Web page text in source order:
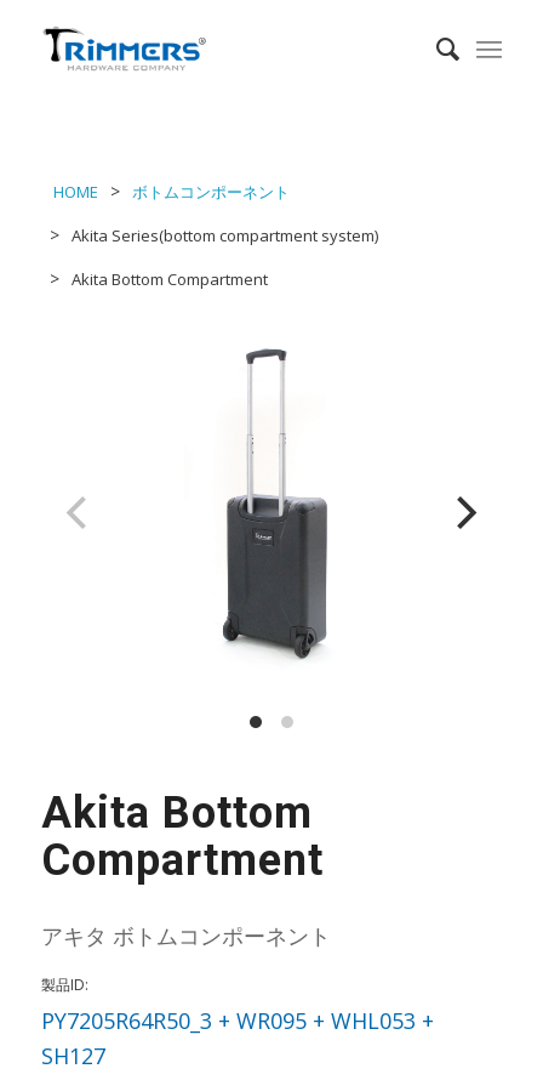
HOME
ボトムコンポーネント
Akita Series(bottom compartment system)
Akita Bottom Compartment
Akita Bottom
Compartment
アキタ ボトムコンポーネント
製品ID:
PY7205R64R50_3 + WR095 + WHL053 +
SH127